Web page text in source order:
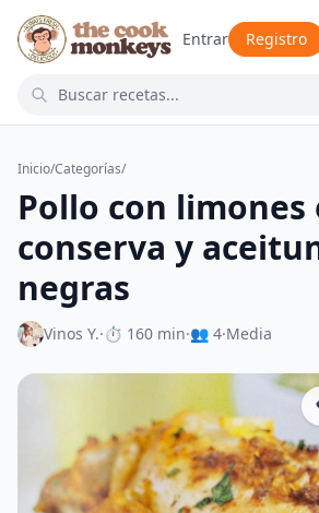
Entrar Registro
Inicio/Categorías/
Pollo con limones
conserva y
negras
Vinos Y.·⏱ 160 min·👥 4·Media